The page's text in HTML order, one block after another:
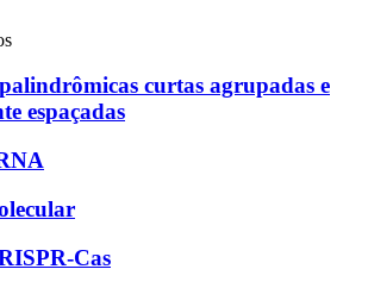
curtas agrupadas e
espaçadas
Cas